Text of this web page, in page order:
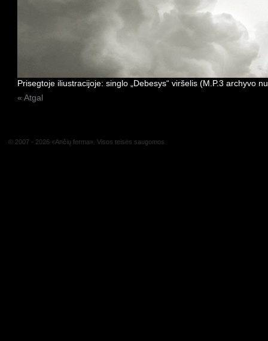
Prisegtoje iliustracijoje: singlo „Debesys“ viršelis (M.P.3 archyvo
« Atgal
© 2007 - 2026 «Ančių ferma». Visos teisės saugomos